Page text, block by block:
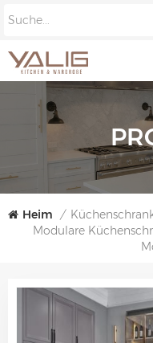
Heim /
Modulare